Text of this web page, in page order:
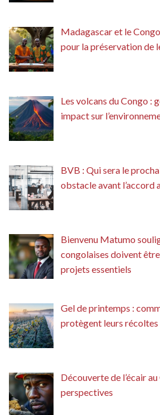
Madagascar et le
pour la préservation de
Les volcans du Congo :
impact sur
BVB : Qui sera le
obstacle avant l’accord
Bienvenu Matumo
congolaises doivent
projets essentiels
Gel de printemps :
protègent leurs récoltes
Découverte de l’écair
perspectives